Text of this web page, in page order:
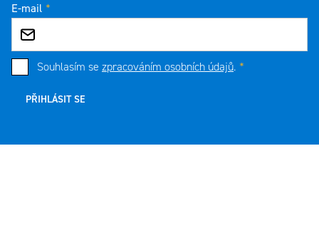
E-mail
Souhlasím se zpracováním osobních údajů.
PŘIHLÁSIT SE